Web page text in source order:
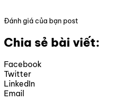
Đánh giá của bạn post
Chia sẻ bài viết:
Facebook
Twitter
LinkedIn
Email